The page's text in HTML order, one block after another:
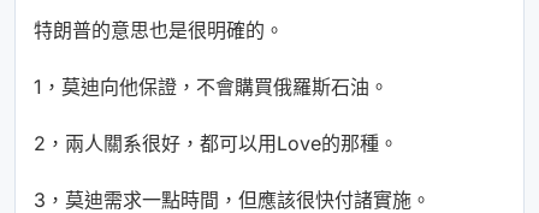
特朗普的意思也是很明確的。
1，莫迪向他保證，不會購買俄羅斯石油。
2，兩人關系很好，都可以用Love的那種。
3，莫迪需求一點時間，但應該很快付諸實施。